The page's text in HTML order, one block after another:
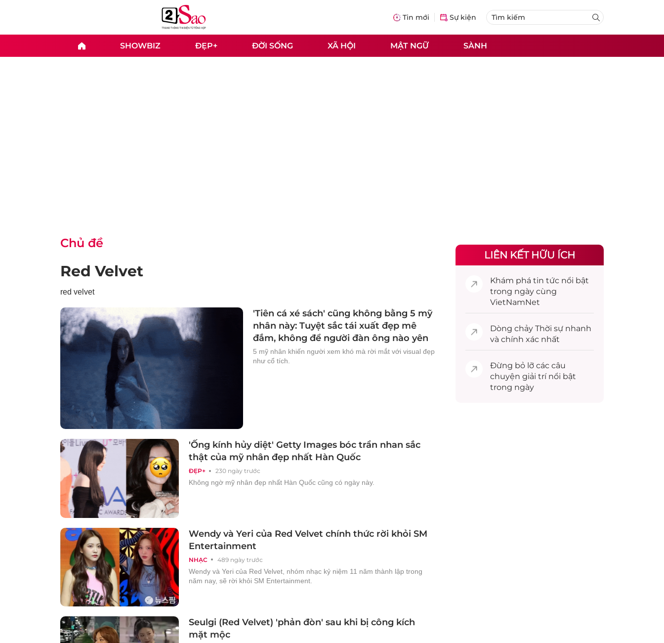
Tin mới Sự kiện
SHOWBIZ ĐẸP+ ĐỜI SỐNG XÃ HỘI MẬT NGỮ SÀNH
Chủ đề
Red Velvet
red velvet
'Tiên cá xé sách' cũng không bằng 5 mỹ
nhân này: Tuyệt sắc tái xuất đẹp mê
đắm, không để người đàn ông nào yên
5 mỹ nhân khiến người xem khó mà rời mắt với visual đẹp
như cổ tích.
ĐẸP+ 230 ngày trước
'Ống kính hủy diệt' Getty Images bóc trần nhan sắc
thật của mỹ nhân đẹp nhất Hàn Quốc
Không ngờ mỹ nhân đẹp nhất Hàn Quốc cũng có ngày này.
NHẠC 489 ngày trước
Wendy và Yeri của Red Velvet chính thức rời khỏi SM
Entertainment
Wendy và Yeri của Red Velvet, nhóm nhạc kỷ niệm 11 năm thành lập trong
năm nay, sẽ rời khỏi SM Entertainment.
Seulgi (Red Velvet) 'phản đòn' sau khi bị công kích
mặt mộc
LIÊN KẾT HỮU ÍCH
Khám phá tin tức nổi bật
trong ngày cùng
VietNamNet
Dòng chảy Thời sự nhanh
và chính xác nhất
Đừng bỏ lỡ các câu
chuyện giải trínổi bật
trong ngày